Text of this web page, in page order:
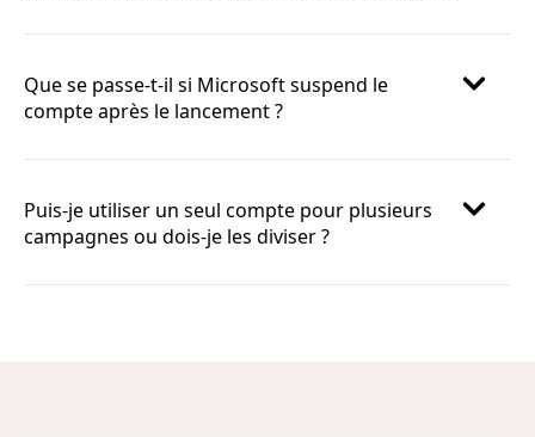
Que se passe-t-il si Microsoft suspend le
compte après le lancement ?
Puis-je utiliser un seul compte pour plusieurs
campagnes ou dois-je les diviser ?